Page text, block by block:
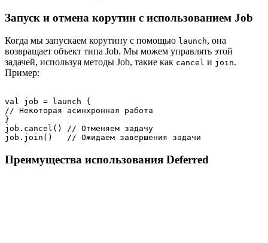
Запуск и отмена корутин с использованием Job
Когда мы запускаем корутину с помощью launch, она
возвращает объект типа Job. Мы можем управлять этой
задачей, используя методы Job, такие как cancel и join.
Пример:
val job = launch {
// Некоторая асинхронная работа
}
job.cancel() // Отменяем задачу
Преимущества использования Deferred